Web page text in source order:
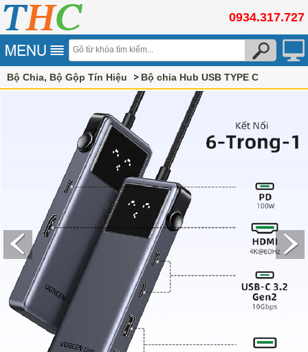
0934.317.727
Bộ Chia, Bộ Gộp Tín Hiệu Bộ chia Hub USB TYPE C